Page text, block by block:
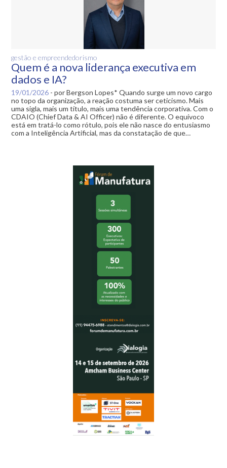
gestão e empreendedorismo
Quem é a nova liderança executiva em
dados e IA?
19/01/2026 -por Bergson Lopes* Quando surge um novo cargo
no topo da organização, a reação costuma ser ceticismo. Mais
uma sigla, mais um título, mais uma tendência corporativa. Com o
CDAIO (Chief Data & AI Officer) não é diferente. O equívoco
está em tratá-lo como rótulo, pois ele não nasce do entusiasmo
com a Inteligência Artificial, mas da constatação de que…